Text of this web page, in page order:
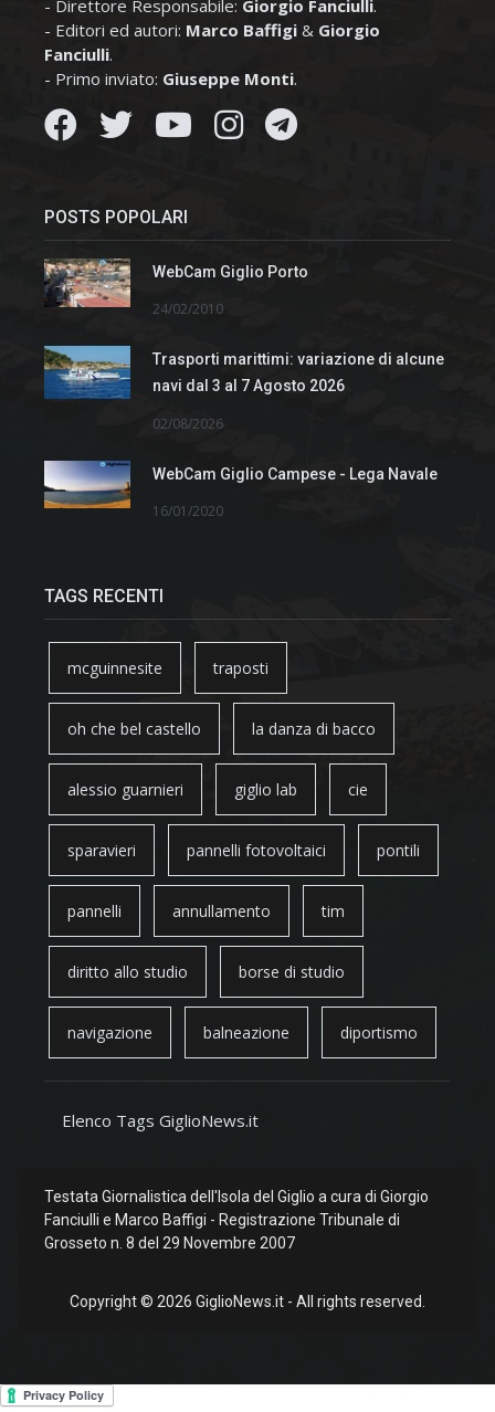
- Direttore Responsabile: Giorgio Fanciulli.
- Editori ed autori: Marco Baffigi & Giorgio
Fanciulli.
- Primo inviato: Giuseppe Monti.
POSTS POPOLARI
WebCam Giglio Porto
24/02/2010
Trasporti marittimi: variazione di alcune
navi dal 3 al 7 Agosto 2026
02/08/2026
WebCam Giglio Campese - Lega Navale
16/01/2020
TAGS RECENTI
mcguinnesite traposti
oh che bel castello la danza di bacco
alessio guarnieri giglio lab cie
sparavieri pannelli fotovoltaici pontili
pannelli annullamento tim
diritto allo studio borse di studio
navigazione balneazione diportismo
Elenco Tags GiglioNews.it
Testata Giornalistica dell'Isola del Giglio a cura di Giorgio
Fanciulli e Marco Baffigi - Registrazione Tribunale di
Grosseto n. 8 del 29 Novembre 2007
Copyright © 2026 GiglioNews.it - All rights reserved.